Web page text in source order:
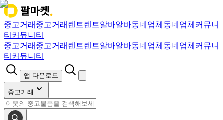
중고거래 중고거래 렌트렌트알바알바동네업체 동네업체 커뮤니
티 커뮤니티
중고거래 중고거래 렌트렌트알바알바동네업체 동네업체 커뮤니
티 커뮤니티
앱 다운로드
중고거래